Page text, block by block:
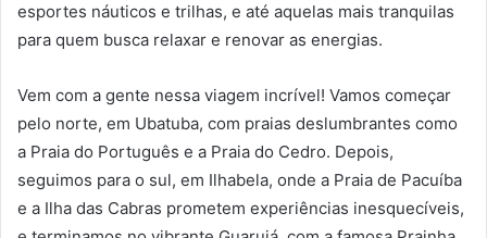
esportes náuticos e trilhas, e até aquelas mais tranquilas
para quem busca relaxar e renovar as energias.
Vem com a gente nessa viagem incrível! Vamos começar
pelo norte, em Ubatuba, com praias deslumbrantes como
a Praia do Português e a Praia do Cedro. Depois,
seguimos para o sul, em Ilhabela, onde a Praia de Pacuíba
e a Ilha das Cabras prometem experiências inesquecíveis,